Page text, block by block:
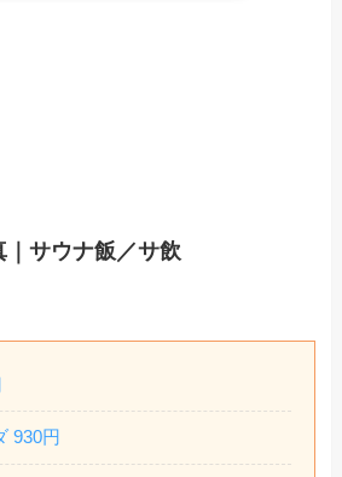
サウナ飯／サ飲
930円